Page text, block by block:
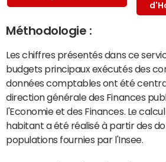
Méthodologie :
Les chiffres présentés dans ce
budgets principaux exécutés des
données comptables ont été
direction générale des Finances
l'Economie et des Finances. Le
habitant a été réalisé à partir des
populations fournies par l'Insee.